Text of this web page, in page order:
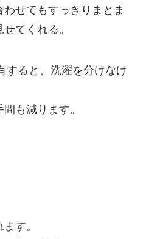
せてもすっきりまとま
てくれる。
すると、洗濯を分けなけ
も減ります。
す。